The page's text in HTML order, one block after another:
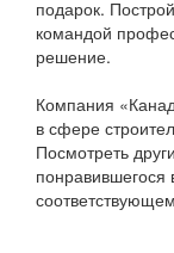
подарок.
командой
решение.
Компания
в сфере
Посмотреть